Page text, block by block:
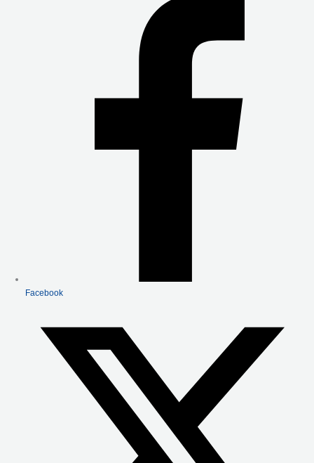
Facebook